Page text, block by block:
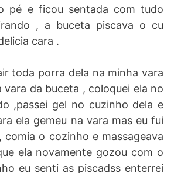
pé e ficou sentada com tudo
, a buceta piscava o cu
cara .
toda porra dela na minha vara
vara da buceta , coloquei ela no
,passei gel no cuzinho dela e
ela gemeu na vara mas eu fui
o cozinho e massageava
ela novamente gozou com o
eu senti as piscadss enterrei